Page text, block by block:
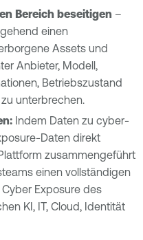
Bereich beseitigen –
einen
Assets und
Anbieter, Modell,
Betriebszustand
unterbrechen.
Indem Daten zu cyber-
Daten direkt
zusammengeführt
einen vollständigen
Exposure des
KI, IT, Cloud, Identität